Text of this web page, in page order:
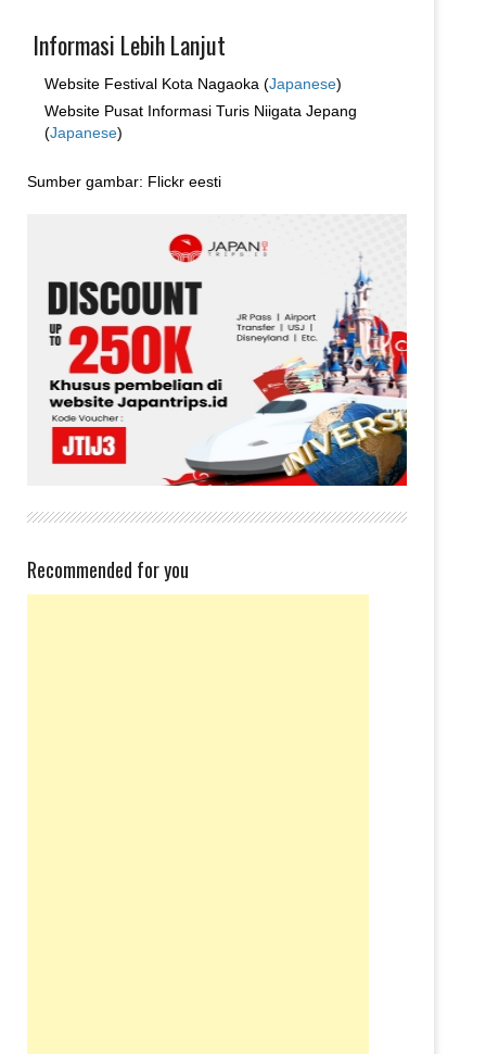
Informasi Lebih Lanjut
Website Festival Kota Nagaoka (Japanese)
Website Pusat Informasi Turis Niigata Jepang
(Japanese)
Sumber gambar: Flickr eesti
Recommended for you